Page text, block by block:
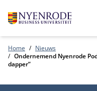
Home
Nieuws
Ondernemend Nyenrode
dapper”